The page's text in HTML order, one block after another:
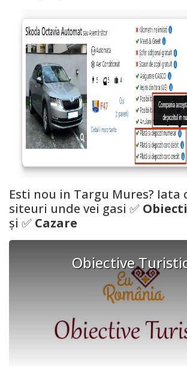
Esti nou in Targu Mures? Iata
siteuri unde vei gasi ✅
și ✅ Cazare
Obiective